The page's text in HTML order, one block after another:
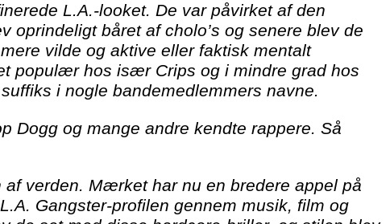
L.A.-looket. De var påvirket af den
oprindeligt båret af cholo’s og senere blev de
vilde og aktive eller faktisk mentalt
populær hos især Crips og i mindre grad hos
i nogle bandemedlemmers navne.
Dogg og mange andre kendte rappere. Så
verden. Mærket har nu en bredere appel på
Gangster-profilen gennem musik, film og